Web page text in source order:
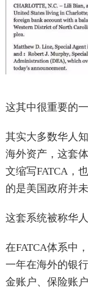
这其中很重要的
其实大多数华人
海外资产，这套
文缩写FATCA，
的是美国政府并未
这套系统被称华
在FATCA体系中
一年在海外的银
金账户、保险账